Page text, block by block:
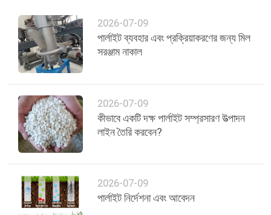
2026-07-09
পার্লাইট ব্যবহার এবং প্রক্রিয়াকরণের জন্য মিল
সরঞ্জাম নাকাল
2026-07-09
কীভাবে একটি দক্ষ পার্লাইট সম্প্রসারণ উত্পাদন
লাইন তৈরি করবেন?
2026-07-09
পার্লাইট নির্দেশনা এবং আবেদন